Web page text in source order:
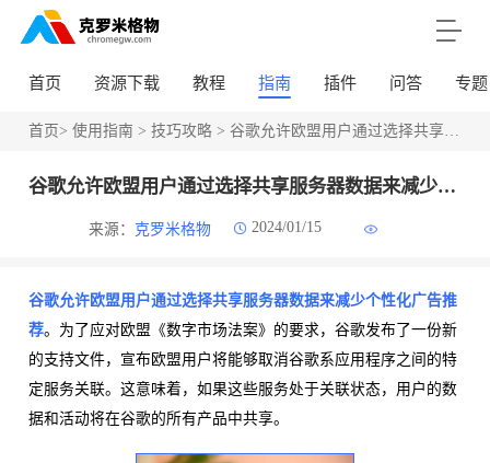
首页 资源下载 教程 指南 插件 问答 专题
首页> 使用指南 > 技巧攻略> 谷歌允许欧盟用户通过选择共享服务器数据来减少个性化广告推荐
谷歌允许欧盟用户通过选择共享服务器数据来减少个性化广告推荐
来源： 克罗米格物 2024/01/15
谷歌允许欧盟用户通过选择共享服务器数据来减少个性化广告推
荐。为了应对欧盟《数字市场法案》的要求，谷歌发布了一份新
的支持文件，宣布欧盟用户将能够取消谷歌系应用程序之间的特
定服务关联。这意味着，如果这些服务处于关联状态，用户的数
据和活动将在谷歌的所有产品中共享。